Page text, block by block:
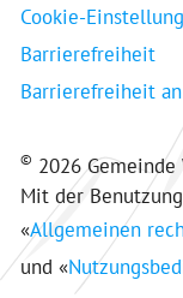
Cookie-
Barrierefreiheit
Barrierefreiheit an
© 2026
Mit der
«Allgemeinen
und «